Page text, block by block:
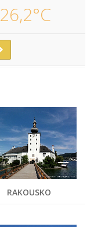
26,2°C
RAKOUSKO